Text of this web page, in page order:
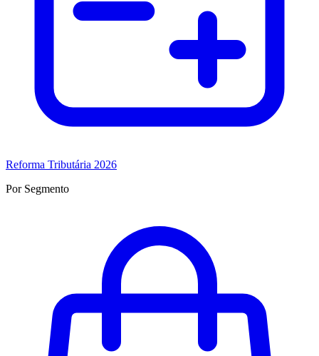
Reforma Tributária 2026
Por Segmento